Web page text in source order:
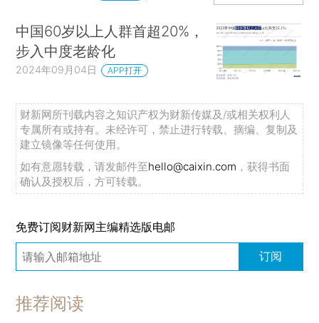
中国60岁以上人群首超20%，
步入中度老龄化
2024年09月04日 APP打开
财新网所刊载内容之知识产权为财新传媒及/或相关权利人
专属所有或持有。未经许可，禁止进行转载、摘编、复制及
建立镜像等任何使用。
如有意愿转载，请发邮件至hello@caixin.com ，获得书面
确认及授权后，方可转载。
免费订阅财新网主编精选版电邮
订阅
推荐阅读